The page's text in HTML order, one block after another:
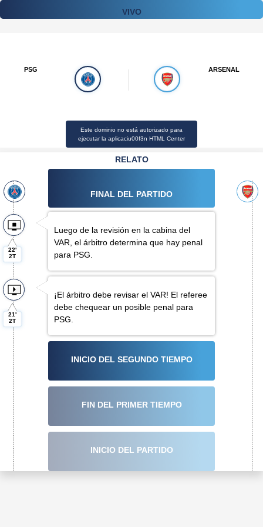
VIVO
PSG ARSENAL
Este dominio no está autorizado para
ejecutar la aplicaciu00f3n HTML Center
RELATO
FINAL DEL PARTIDO
22'
2T
Luego de la revisión en la cabina del
VAR, el árbitro determina que hay penal
para PSG.
21'
2T
¡El árbitro debe revisar el VAR! El referee
debe chequear un posible penal para
PSG.
INICIO DEL SEGUNDO TIEMPO
FIN DEL PRIMER TIEMPO
INICIO DEL PARTIDO